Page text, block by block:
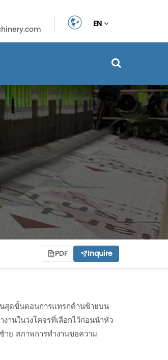
EN
PDF Inquire
สุดขั้นตอนการแทรกด้านซ้ายบน
นในวงโคจรที่เลือกไว้ก่อนนำหัว
ย สภาพการทำงานขอความ